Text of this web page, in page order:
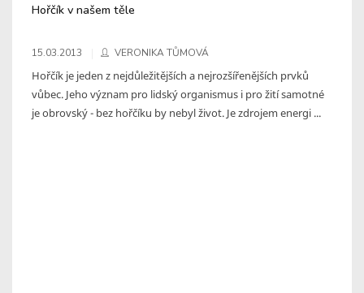
Hořčík v našem těle
15.03.2013 VERONIKA TŮMOVÁ
Hořčík je jeden z nejdůležitějších a nejrozšířenějších prvků
vůbec. Jeho význam pro lidský organismus i pro žití samotné
je obrovský - bez hořčíku by nebyl život. Je zdrojem energi ...